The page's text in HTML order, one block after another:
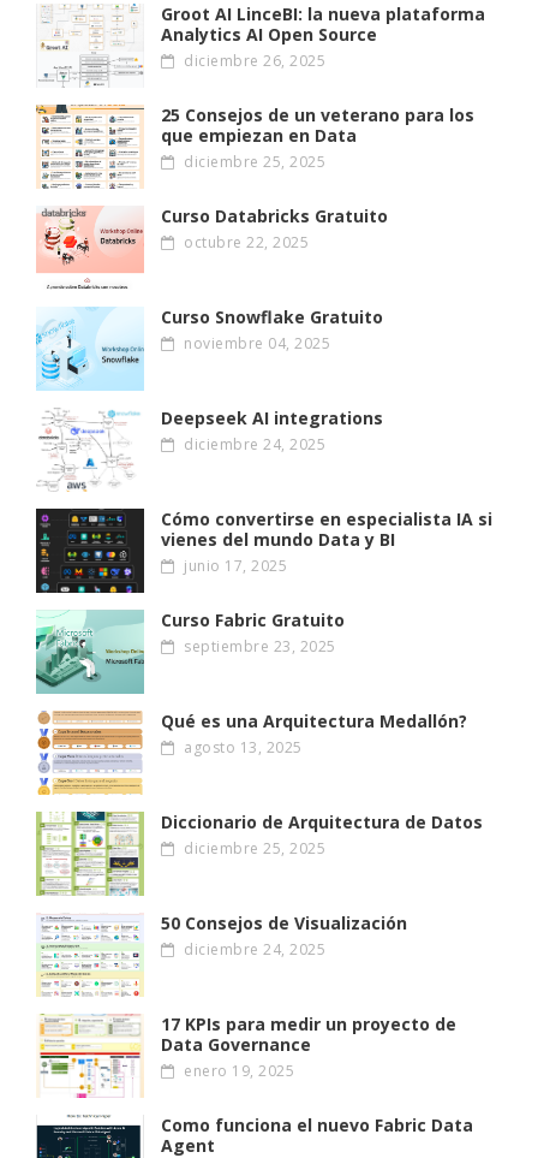
Groot AI LinceBI: la nueva plataforma
Analytics AI Open Source
diciembre 26, 2025
25 Consejos de un veterano para los
que empiezan en Data
diciembre 25, 2025
Curso Databricks Gratuito
octubre 22, 2025
Curso Snowflake Gratuito
noviembre 04, 2025
Deepseek AI integrations
diciembre 24, 2025
Cómo convertirse en especialista IA si
vienes del mundo Data y BI
junio 17, 2025
Curso Fabric Gratuito
septiembre 23, 2025
Qué es una Arquitectura Medallón?
agosto 13, 2025
Diccionario de Arquitectura de Datos
diciembre 25, 2025
50 Consejos de Visualización
diciembre 24, 2025
17 KPIs para medir un proyecto de
Data Governance
enero 19, 2025
Como funciona el nuevo Fabric Data
Agent